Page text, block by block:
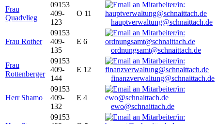
Frau
Quadvlieg
09153
409-
123
O 11
hauptverwaltung@schnaittach.de
Frau Rother
09153
409-
135
E 6
ordnungsamt@schnaittach.de
Frau
Rottenberger
09153
409-
144
E 12
finanzverwaltung@schnaittach.de
Herr Shamo
09153
409-
132
E 4
ewo@schnaittach.de
09153